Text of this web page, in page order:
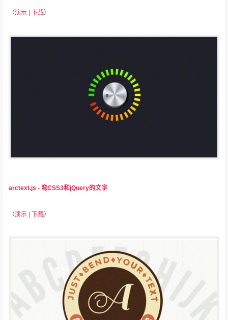
（演示 下载）
arctext.js - 弯CSS3和jQuery的文字
（演示 |下载）